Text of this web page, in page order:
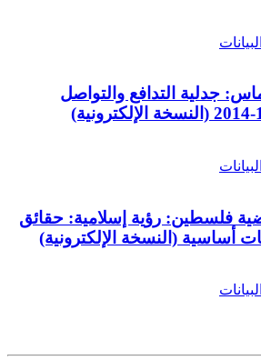
البيانات
جدلية التدافع والتواصل
البيانات
فلسطين: رؤية إسلامية: حقائق
أساسية (النسخة الإلكترونية)
البيانات